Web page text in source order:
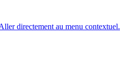
directement au menu contextuel.